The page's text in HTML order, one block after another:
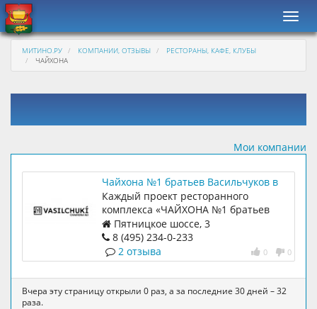
МИТИНО.РУ КОМПАНИИ, ОТЗЫВЫ
РЕСТОРАНЫ, КАФЕ, КЛУБЫ
ЧАЙХОНА
Мои компании
Чайхона №1 братьев Васильчуков в
ТЦ "Пятница"
Каждый проект ресторанного
комплекса «ЧАЙХОНА №1 братьев
Васильчуков» — особенный и
продолжает традицию
фантастических интерьеров
Пятницкое шоссе, 3
8 (495) 234-0-233
0 0
2 отзыва
Вчера эту страницу открыли 0 раз, а за последние 30 дней – 32
раза.